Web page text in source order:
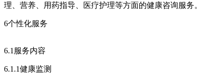
理、营养、用药指导、医疗护理等方面的健康咨询服务。
6个性化服务
6.1服务内容
6.1.1健康监测